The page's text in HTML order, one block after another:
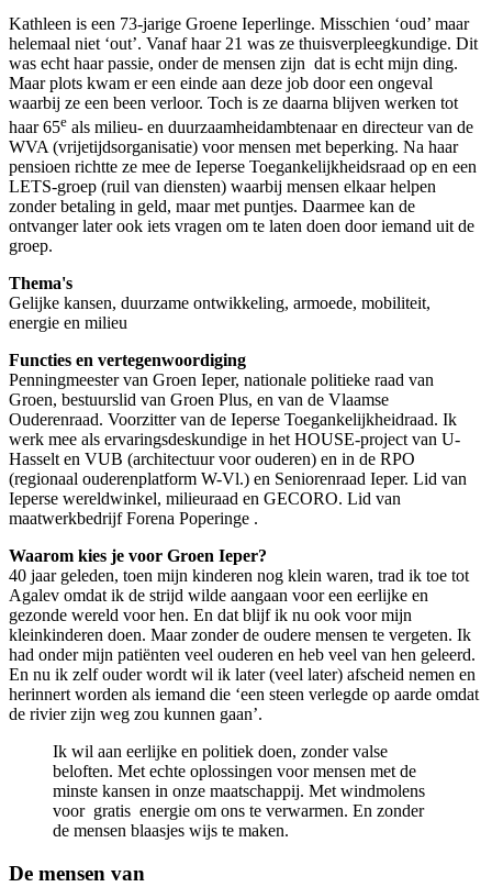
Kathleen is een 73-jarige Groene Ieperlinge. Misschien ‘oud’ maar
helemaal niet ‘out’. Vanaf haar 21 was ze thuisverpleegkundige. Dit
was echt haar passie, onder de mensen zijn dat is echt mijn ding.
Maar plots kwam er een einde aan deze job door een ongeval
waarbij ze een been verloor. Toch is ze daarna blijven werken tot
haar 65e als milieu- en duurzaamheidambtenaar en directeur van de
WVA (vrijetijdsorganisatie) voor mensen met beperking. Na haar
pensioen richtte ze mee de Ieperse Toegankelijkheidsraad op en een
LETS-groep (ruil van diensten) waarbij mensen elkaar helpen
zonder betaling in geld, maar met puntjes. Daarmee kan de
ontvanger later ook iets vragen om te laten doen door iemand uit de
groep.
Thema's
Gelijke kansen, duurzame ontwikkeling, armoede, mobiliteit,
energie en milieu
Functies en vertegenwoordiging
Penningmeester van Groen Ieper, nationale politieke raad van
Groen, bestuurslid van Groen Plus, en van de Vlaamse
Ouderenraad. Voorzitter van de Ieperse Toegankelijkheidraad. Ik
werk mee als ervaringsdeskundige in het HOUSE-project van U-
Hasselt en VUB (architectuur voor ouderen) en in de RPO
(regionaal ouderenplatform W-Vl.) en Seniorenraad Ieper. Lid van
Ieperse wereldwinkel, milieuraad en GECORO. Lid van
maatwerkbedrijf Forena Poperinge .
Waarom kies je voor Groen Ieper?
40 jaar geleden, toen mijn kinderen nog klein waren, trad ik toe tot
Agalev omdat ik de strijd wilde aangaan voor een eerlijke en
gezonde wereld voor hen. En dat blijf ik nu ook voor mijn
kleinkinderen doen. Maar zonder de oudere mensen te vergeten. Ik
had onder mijn patiënten veel ouderen en heb veel van hen geleerd.
En nu ik zelf ouder wordt wil ik later (veel later) afscheid nemen en
herinnert worden als iemand die ‘een steen verlegde op aarde omdat
de rivier zijn weg zou kunnen gaan’.
Ik wil aan eerlijke en politiek doen, zonder valse
beloften. Met echte oplossingen voor mensen met de
minste kansen in onze maatschappij. Met windmolens
voor gratis energie om ons te verwarmen. En zonder
de mensen blaasjes wijs te maken.
De mensen van